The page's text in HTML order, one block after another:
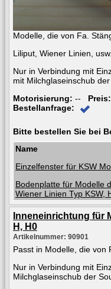
Modelle, die von Fa.
Liliput, Wiener Linien, usw.
Nur in Verbindung mit
mit Milchglaseinschub
Motorisierung: -- Preis:
Bestellanfrage:
Bitte bestellen Sie bei
Name
Einzelfenster für KSW
Bodenplatte für Modelle
Wiener Linien Typ KSW,
Inneneinrichtung für
H, H0
Artikelnummer: 90901
Passt in Modelle, die von
Nur in Verbindung mit
Milchglaseinschub der